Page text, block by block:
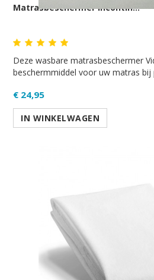
Matrasbeschermer incontin...
Deze wasbare matrasbeschermer
beschermmiddel voor uw matras bij
€ 24,95
IN WINKELWAGEN